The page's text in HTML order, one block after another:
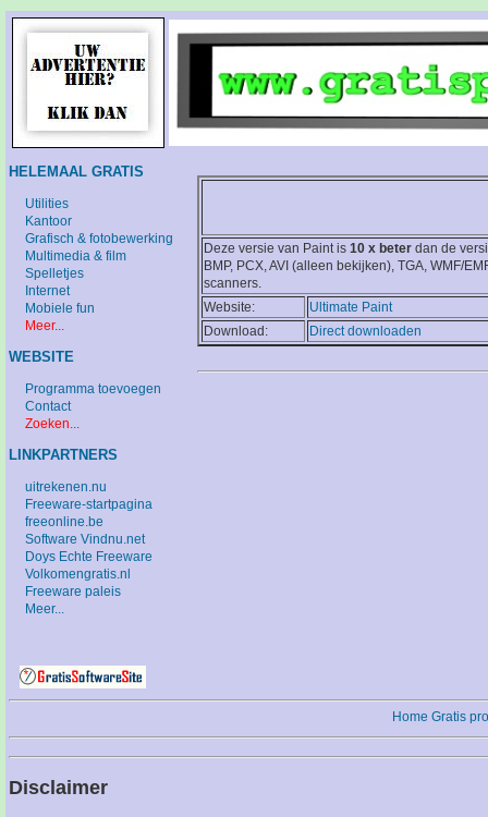
Deze versie van Paint is 10 x beter dan de
BMP, PCX, AVI (alleen bekijken), TGA, WMF/
scanners.
Website:
Ultimate Paint
Download:
Direct downloaden
HELEMAAL GRATIS
Utilities
Kantoor
Grafisch & fotobewerking
Multimedia & film
Spelletjes
Internet
Mobiele fun
Meer...
WEBSITE
Programma toevoegen
Contact
Zoeken...
LINKPARTNERS
uitrekenen.nu
Freeware-startpagina
freeonline.be
Software Vindnu.net
Doys Echte Freeware
Volkomengratis.nl
Freeware paleis
Meer...
Home Gratis
Disclaimer